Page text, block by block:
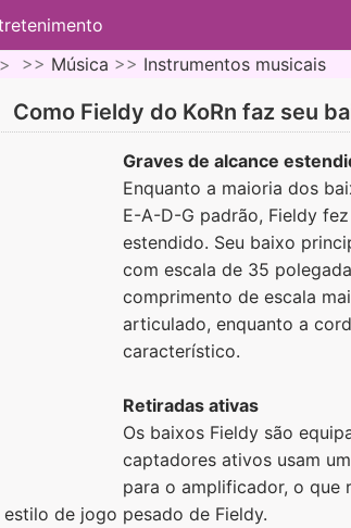
> >> Música >> Instrumentos musicais
Como Fieldy do KoRn faz seu
Graves de alcance
Enquanto a maioria dos
E-A-D-G padrão, Fieldy
estendido. Seu baixo
com escala de 35
comprimento de escala
articulado, enquanto a
característico.
Retiradas ativas
Os baixos Fieldy são
captadores ativos usam
para o amplificador, o que
de jogo pesado de Fieldy.